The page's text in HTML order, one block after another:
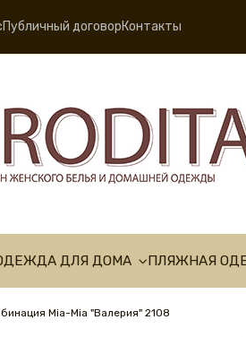
Публичный договорКонтакты
ДЛЯ ДОМА ПЛЯЖНАЯ
Mia-Mia "Валерия" 2108